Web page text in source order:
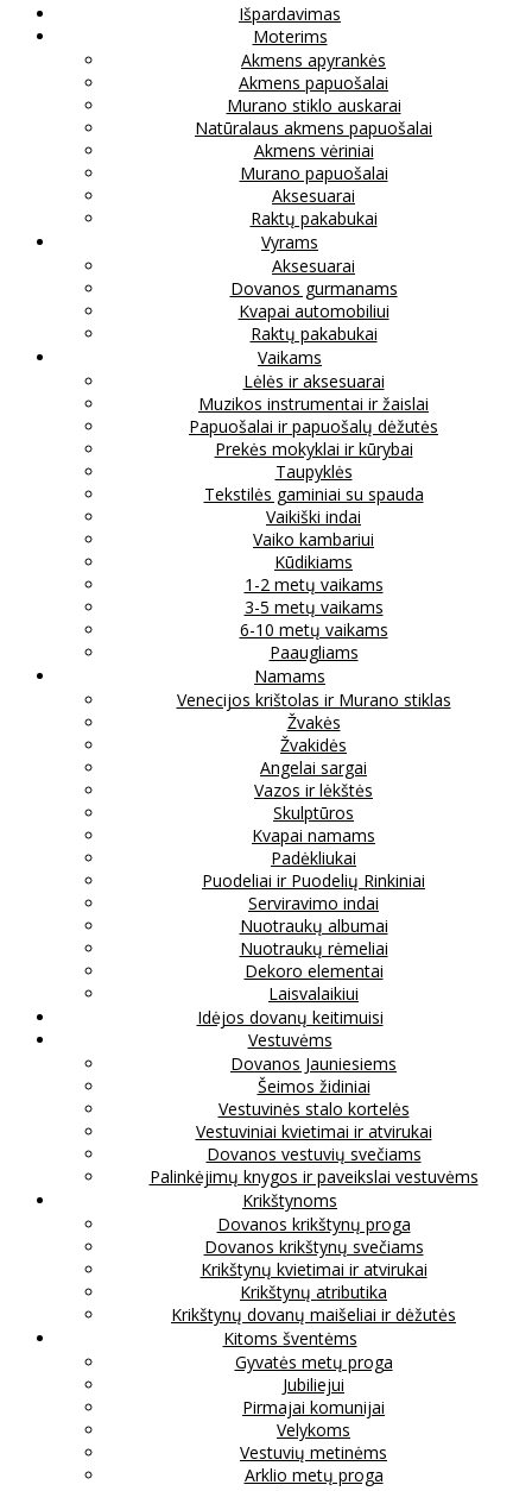
Išpardavimas
Moterims
Akmens apyrankės
Akmens papuošalai
Murano stiklo auskarai
Natūralaus akmens papuošalai
Akmens vėriniai
Murano papuošalai
Aksesuarai
Raktų pakabukai
Vyrams
Aksesuarai
Dovanos gurmanams
Kvapai automobiliui
Raktų pakabukai
Vaikams
Lėlės ir aksesuarai
Muzikos instrumentai ir žaislai
Papuošalai ir papuošalų dėžutės
Prekės mokyklai ir kūrybai
Taupyklės
Tekstilės gaminiai su spauda
Vaikiški indai
Vaiko kambariui
Kūdikiams
1-2 metų vaikams
3-5 metų vaikams
6-10 metų vaikams
Paaugliams
Namams
Venecijos krištolas ir Murano stiklas
Žvakės
Žvakidės
Angelai sargai
Vazos ir lėkštės
Skulptūros
Kvapai namams
Padėkliukai
Puodeliai ir Puodelių Rinkiniai
Serviravimo indai
Nuotraukų albumai
Nuotraukų rėmeliai
Dekoro elementai
Laisvalaikiui
Idėjos dovanų keitimuisi
Vestuvėms
Dovanos Jauniesiems
Šeimos židiniai
Vestuvinės stalo kortelės
Vestuviniai kvietimai ir atvirukai
Dovanos vestuvių svečiams
Palinkėjimų knygos ir paveikslai vestuvėms
Krikštynoms
Dovanos krikštynų proga
Dovanos krikštynų svečiams
Krikštynų kvietimai ir atvirukai
Krikštynų atributika
Krikštynų dovanų maišeliai ir dėžutės
Kitoms šventėms
Gyvatės metų proga
Jubiliejui
Pirmajai komunijai
Velykoms
Vestuvių metinėms
Arklio metų proga